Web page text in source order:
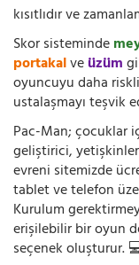
kısıtlıdır ve
Skor sisteminde
portakalveüzüm
oyuncuyu daha
ustalaşmayı teşvik
Pac-Man; çocuklar
geliştirici,
evreni sitemizde
tablet ve telefon
Kurulum
erişilebilir bir oyun
seçenek oluşturur.